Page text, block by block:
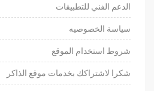
الدعم الفني للتطبيقات
سياسة الخصوصيه
شروط استخدام الموقع
شكرا لاشتراكك بخدمات موقع الذاكر